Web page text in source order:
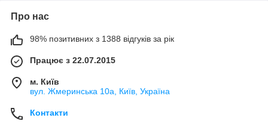
Про нас
98% позитивних з 1388 відгуків за рік
Працює з 22.07.2015
м. Київ
вул. Жмеринська 10а, Київ, Україна
Контакти